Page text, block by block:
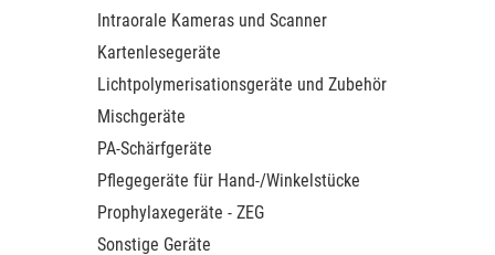
Intraorale Kameras und Scanner
Kartenlesegeräte
Lichtpolymerisationsgeräte und Zubehör
Mischgeräte
PA-Schärfgeräte
Pflegegeräte für Hand-/Winkelstücke
Prophylaxegeräte - ZEG
Sonstige Geräte